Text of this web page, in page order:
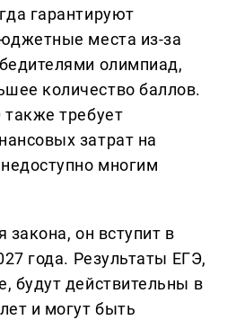
гарантируют
места из-за
олимпиад,
количество баллов.
требует
затрат на
многим
закона, он вступит в
года. Результаты ЕГЭ,
будут действительны в
и могут быть